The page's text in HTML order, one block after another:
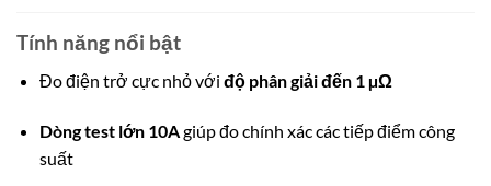
Tính năng nổi bật
Đo điện trở cực nhỏ với độ phân giải đến 1 µΩ
Dòng test lớn 10Agiúp đo chính xác các tiếp điểm công
suất